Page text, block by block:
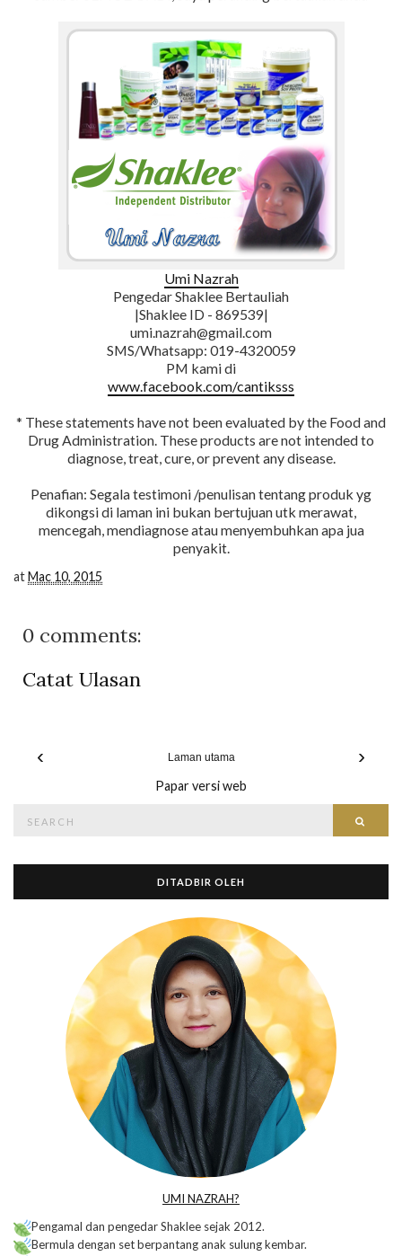
Umi Nazrah
Pengedar Shaklee Bertauliah
|Shaklee ID - 869539|
umi.nazrah@gmail.com
SMS/Whatsapp: 019-4320059
PM kami di
www.facebook.com/cantiksss
* These statements have not been evaluated by the Food and
Drug Administration. These products are not intended to
diagnose, treat, cure, or prevent any disease.
Penafian: Segala testimoni /penulisan tentang produk yg
dikongsi di laman ini bukan bertujuan utk merawat,
mencegah, mendiagnose atau menyembuhkan apa jua
penyakit.
atMac 10, 2015
0 comments:
Catat Ulasan
‹ ›
Laman utama
Papar versi web
for:
DITADBIR OLEH
UMI NAZRAH?
Pengamal dan pengedar Shaklee sejak 2012.
Bermula dengan set berpantang anak sulung kembar.